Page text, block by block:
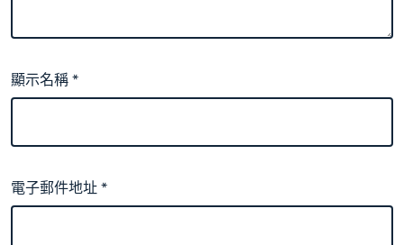
顯示名稱*
電子郵件地址*